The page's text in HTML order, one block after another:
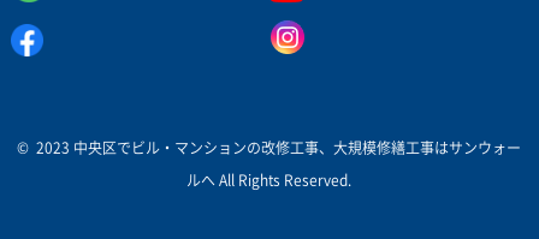
© 2023 中央区でビル・マンションの改修工事、大規模修繕工事はサンウォー
ルへ All Rights Reserved.